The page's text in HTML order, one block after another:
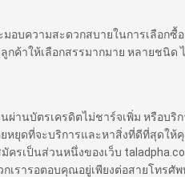
อบความสะดวกสบายในการเลือก
ค้าให้เลือกสรรมากมาย หลายชนิด
านบัตรเครดิตไม่ชาร์จเพิ่ม หรือบริ
ยุดที่จะบริการและหาสิ่งที่ดีที่สุดให้
ครเป็นส่วนหนึ่งของเว็บ
รารอตอบคุณอยู่เพียงต่อสายโทรศัพ